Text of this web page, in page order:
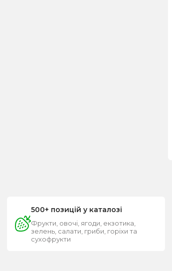
500+ позицій у каталозі
Фрукти, овочі, ягоди, екзотика,
зелень, салати, гриби, горіхи та
сухофрукти